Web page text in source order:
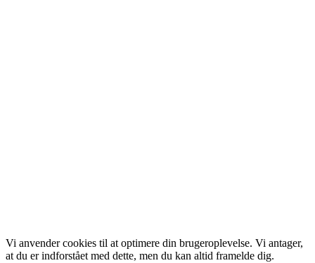
Vi anvender cookies til at optimere din brugeroplevelse. Vi antager,
at du er indforstået med dette, men du kan altid framelde dig.